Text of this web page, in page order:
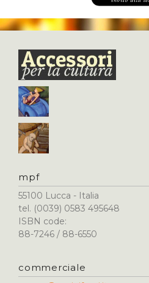
mpf
55100 Lucca - Italia
tel. (0039) 0583 495648
ISBN code:
88-7246 / 88-6550
commerciale